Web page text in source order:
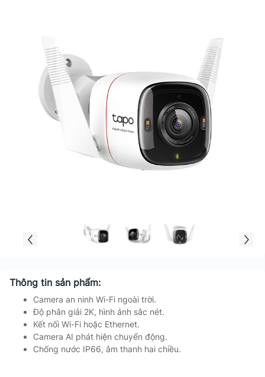
Thông tin sản phẩm:
Camera an ninh Wi-Fi ngoài trời.
Độ phân giải 2K, hình ảnh sắc nét.
Kết nối Wi-Fi hoặc Ethernet.
Camera AI phát hiện chuyển động.
Chống nước IP66, âm thanh hai chiều.